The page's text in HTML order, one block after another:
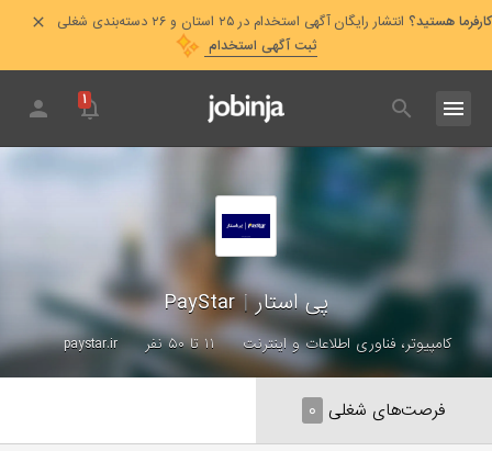
کارفرما هستید؟ انتشار رایگان آگهی استخدام در ۲۵ استان و ۲۶ دسته‌بندی شغلی
ثبت آگهی استخدام
۱
پی استار|
PayStar
کامپیوتر، فناوری اطلاعات و اینترنت ۱۱ تا ۵۰ نفر paystar.ir
فرصت‌های شغلی ۰